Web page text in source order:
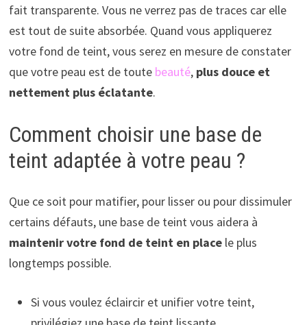
fait transparente. Vous ne verrez pas de traces car elle
est tout de suite absorbée. Quand vous appliquerez
votre fond de teint, vous serez en mesure de constater
que votre peau est de toute beauté, plus douce et
nettement plus éclatante.
Comment choisir une base de
teint adaptée à votre peau ?
Que ce soit pour matifier, pour lisser ou pour dissimuler
certains défauts, une base de teint vous aidera à
maintenir votre fond de teint en placele plus
longtemps possible.
Si vous voulez éclaircir et unifier votre teint,